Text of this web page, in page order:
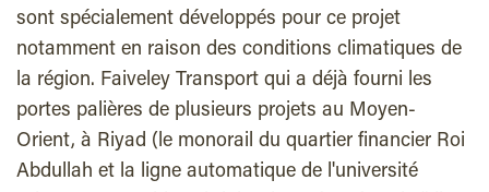
sont spécialement développés pour ce projet
notamment en raison des conditions climatiques de
la région. Faiveley Transport qui a déjà fourni les
portes palières de plusieurs projets au Moyen-
Orient, à Riyad (le monorail du quartier financier Roi
Abdullah et la ligne automatique de l'université